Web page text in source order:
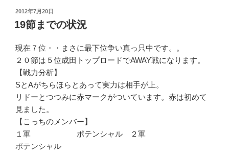
投
稿
日:
2012年7月20日
19節までの状況
現在７位・・まさに最下位争い真っ只中です。。
２０節は５位成田トップロードでAWAY戦になります。
【戦力分析】
SとAがちらほらとあって実力は相手が上。
リドーとつつみに赤マークがついています。赤は初めて
見ました。
【こっちのメンバー】
１軍 ポテンシャル ２軍
ポテンシャル